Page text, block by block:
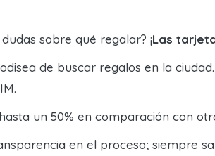
dudas sobre qué regalar? ¡Las
de buscar regalos en la
un 50% en comparación con
en el proceso; siempre